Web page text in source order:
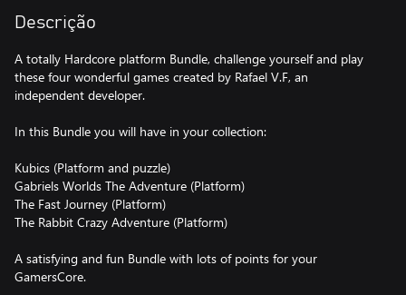
Descrição
A totally Hardcore platform Bundle, challenge yourself and play
these four wonderful games created by Rafael V.F, an
independent developer.
In this Bundle you will have in your collection:
Kubics (Platform and puzzle)
Gabriels Worlds The Adventure (Platform)
The Fast Journey (Platform)
The Rabbit Crazy Adventure (Platform)
A satisfying and fun Bundle with lots of points for your
GamersCore.